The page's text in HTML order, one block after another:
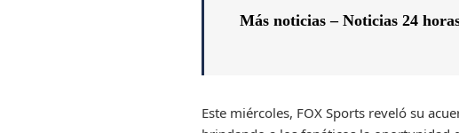
Más noticias – Noticias 24
Este miércoles, FOX Sports reveló su